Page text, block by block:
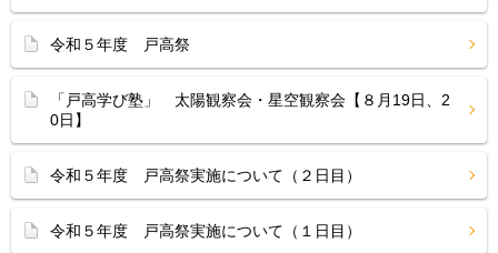
令和５年度 戸高祭
「戸高学び塾」 太陽観察会・星空観察会【８月19日、2
0日】
令和５年度 戸高祭実施について（２日目）
令和５年度 戸高祭実施について（１日目）